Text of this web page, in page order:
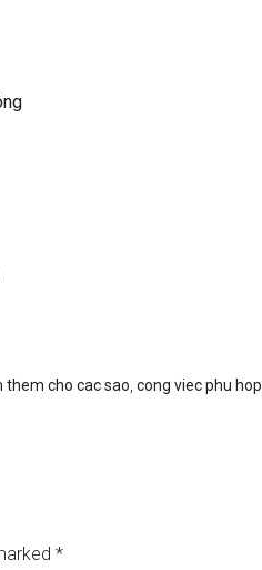
them cho cac sao cong viec phu hop
*